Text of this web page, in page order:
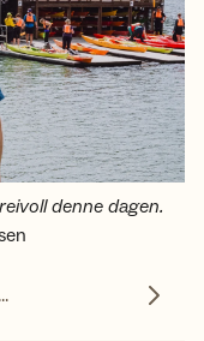
denne dagen.
...